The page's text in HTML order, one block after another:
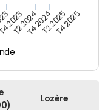
2023
T2 2024T4 2024T2 2025T4 2025
Lozère